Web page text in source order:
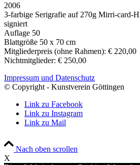
2006
3-farbige Serigrafie auf 270g Mirri-card-
signiert
Auflage 50
Blattgröße 50 x 70 cm
Mitgliederpreis (ohne Rahmen): € 220,00
Nichtmitglieder: € 250,00
Impressum und Datenschutz
© Copyright - Kunstverein Göttingen
Link zu Facebook
Link zu Instagram
Link zu Mail
Nach oben scrollen
X